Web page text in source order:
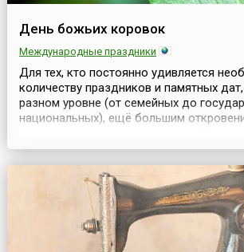
День божьих коровок
Международные праздники
Для тех, кто постоянно удивляется
количеству праздников и памятных
разном уровне (от семейных до
национальных), ещё большим
разнообразным культурным явлениям,
предметам быта, кулинарным
Немало подобных дат посвящено
животного мира. Ряд из них...